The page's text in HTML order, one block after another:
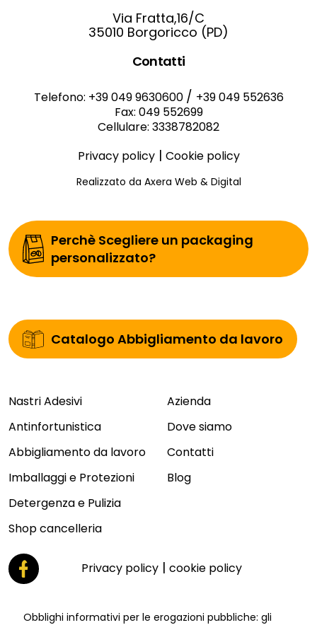
Via Fratta,16/C
35010 Borgoricco (PD)
Contatti
Telefono: +39 049 9630600 / +39 049 552636
Fax: 049 552699
Cellulare: 3338782082
Privacy policy| Cookie policy
Realizzato da Axera Web & Digital
Perchè Scegliere un packaging
personalizzato?
Catalogo Abbigliamento da lavoro
Nastri Adesivi
Antinfortunistica
Abbigliamento da lavoro
Imballaggi e Protezioni
Detergenza e Pulizia
Shop cancelleria
Azienda
Dove siamo
Contatti
Blog
Privacy policy |cookie policy
Obblighi informativi per le erogazioni pubbliche: gli